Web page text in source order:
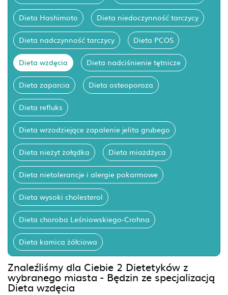
Dieta Hashimoto Dieta niedoczynność tarczycy
Dieta nadczynność tarczycy Dieta PCOS
Dieta wzdęcia Dieta nadciśnienie tętnicze
Dieta zaparcia Dieta osteoporoza
Dieta refluks
Dieta wrzodziejące zapalenie jelita grubego
Dieta nieżyt żołądka Dieta miażdżyca
Dieta nietolerancje i alergie pokarmowe
Dieta wysoki cholesterol
Dieta choroba Leśniowskiego-Crohna
Dieta kamica żółciowa
Znaleźliśmy dla Ciebie 2 Dietetyków z
wybranego miasta - Będzin ze specjalizacją
Dieta wzdęcia